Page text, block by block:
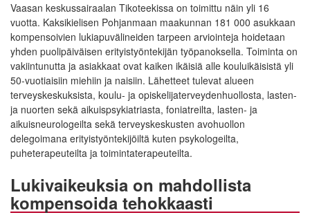
Vaasan keskussairaalan Tikoteekissa on toimittu näin yli 16
vuotta. Kaksikielisen Pohjanmaan maakunnan 181 000 asukkaan
kompensoivien lukiapuvälineiden tarpeen arviointeja hoidetaan
yhden puolipäiväisen erityistyöntekijän työpanoksella. Toiminta on
vakiintunutta ja asiakkaat ovat kaiken ikäisiä alle kouluikäisistä yli
50-vuotiaisiin miehiin ja naisiin. Lähetteet tulevat alueen
terveyskeskuksista, koulu- ja opiskelijaterveydenhuollosta, lasten-
ja nuorten sekä aikuispsykiatriasta, foniatreilta, lasten- ja
aikuisneurologeilta sekä terveyskeskusten avohuollon
delegoimana erityistyöntekijöiltä kuten psykologeilta,
puheterapeuteilta ja toimintaterapeuteilta.
Lukivaikeuksia on mahdollista
kompensoida tehokkaasti